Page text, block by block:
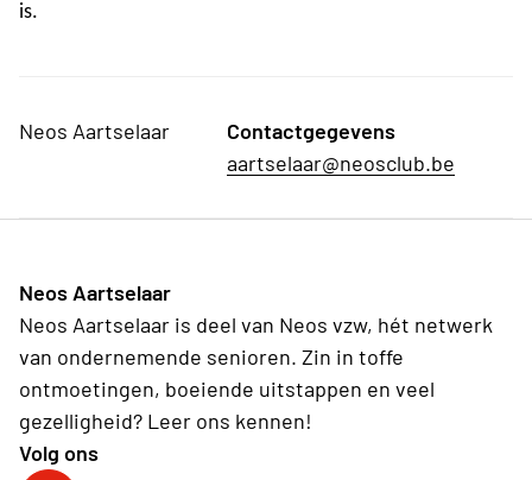
is.
Neos Aartselaar
Contactgegevens
aartselaar@neosclub.be
Neos Aartselaar
Neos Aartselaar is deel van Neos vzw, hét netwerk
van ondernemende senioren. Zin in toffe
ontmoetingen, boeiende uitstappen en veel
gezelligheid? Leer ons kennen!
Volg ons